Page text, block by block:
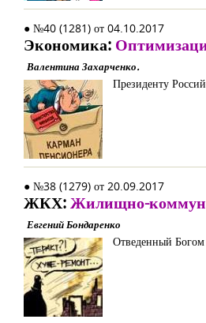
● №40 (1281) от 04.10.2017
Экономика:
Валентина Захарченко.
Президенту
● №38 (1279) от 20.09.2017
ЖКХ:Жилищно-
Евгений Бондаренко
Отведенный Богом